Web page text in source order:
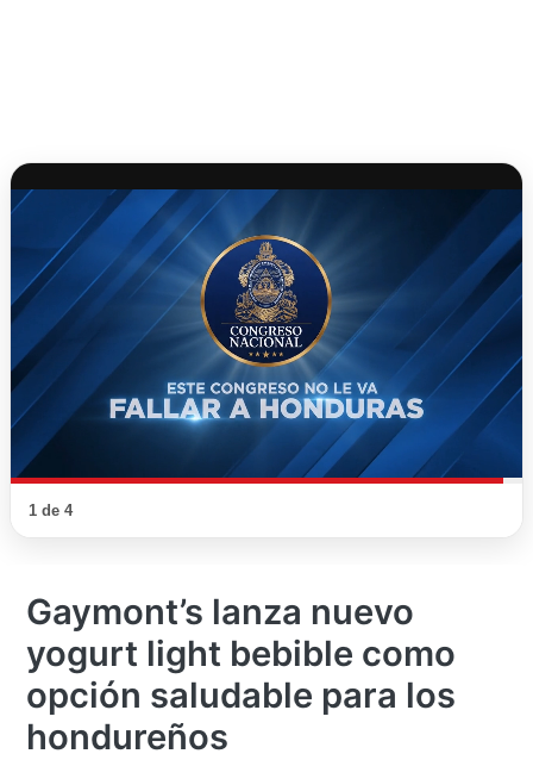
1 de 4
Gaymont’s lanza nuevo
yogurt light bebible como
opción saludable para los
hondureños